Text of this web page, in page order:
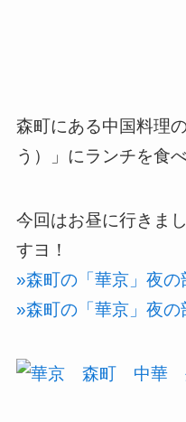
森町にある中国料理
う）」にランチを食
今回はお昼に行きま
すヨ！
»森町の「華京」夜の
»森町の「華京」夜の